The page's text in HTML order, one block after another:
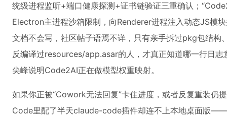
统级进程监听+端口健康探测+证书链验证三重确认；
Electron主进程沙箱限制，向Renderer进程注入动态JS模
文档不会写，社区帖子语焉不详，只有亲手拆过pkg包结
反编译过resources/app.asar的人，才真正知道哪一行日
尖峰说明Code2AI正在做模型权重映射。
如果你正被“Cowork无法回复”卡住进度，或者反复重装仍
Code里配了半天claude-code插件却连不上本地桌面版